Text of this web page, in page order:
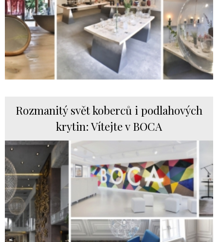
Rozmanitý svět koberců i podlahových
krytin: Vítejte v BOCA